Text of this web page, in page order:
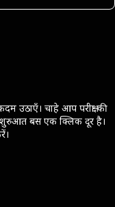
उठाएँ। चाहे आप परीक्षा की
शुरुआत बस एक क्लिक दूर है।